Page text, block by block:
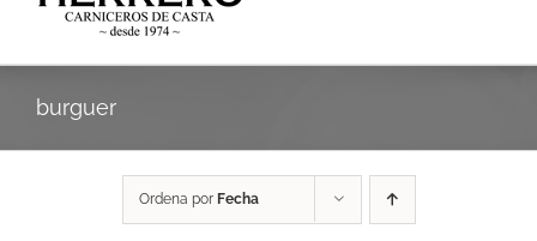
burguer
Ordena por Fecha